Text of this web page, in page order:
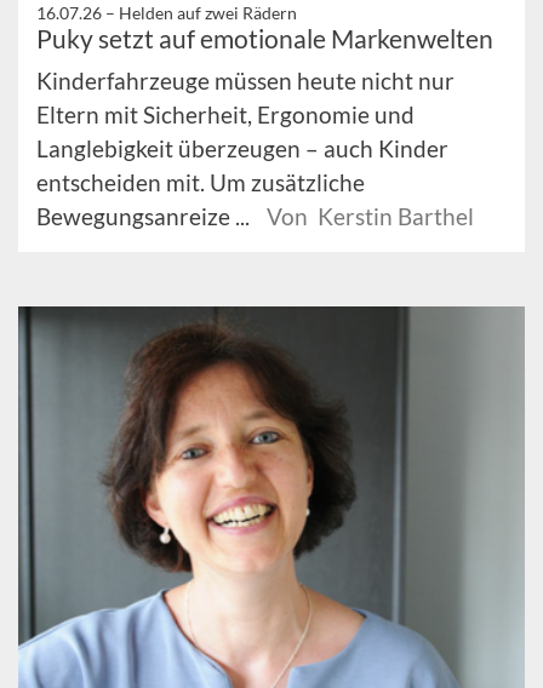
16.07.26 – Helden auf zwei Rädern
Puky setzt auf emotionale Markenwelten
Kinderfahrzeuge müssen heute nicht nur
Eltern mit Sicherheit, Ergonomie und
Langlebigkeit überzeugen – auch Kinder
entscheiden mit. Um zusätzliche
Bewegungsanreize ...
Von Kerstin Barthel